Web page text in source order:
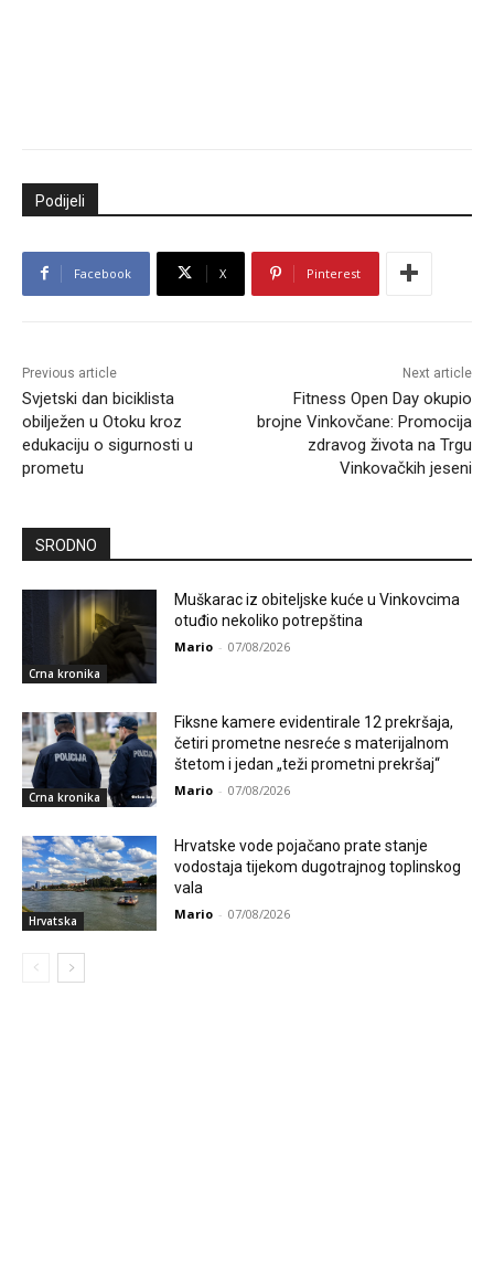
Podijeli
Facebook X Pinterest
Previous article
Svjetski dan biciklista
obilježen u Otoku kroz
edukaciju o sigurnosti u
prometu
Next article
Fitness Open Day okupio
brojne Vinkovčane: Promocija
zdravog života na Trgu
Vinkovačkih jeseni
SRODNO
Crna kronika
Muškarac iz obiteljske kuće u Vinkovcima
otuđio nekoliko potrepština
Mario - 07/08/2026
Crna kronika
Fiksne kamere evidentirale 12 prekršaja,
četiri prometne nesreće s materijalnom
štetom i jedan „teži prometni prekršaj“
Mario - 07/08/2026
Hrvatska
Hrvatske vode pojačano prate stanje
vodostaja tijekom dugotrajnog toplinskog
vala
Mario - 07/08/2026